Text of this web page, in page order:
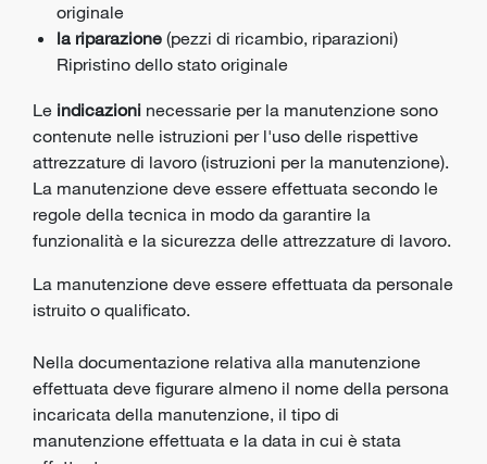
originale
la riparazione (pezzi di ricambio, riparazioni)
Ripristino dello stato originale
Le indicazioni necessarie per la manutenzione sono
contenute nelle istruzioni per l'uso delle rispettive
attrezzature di lavoro (istruzioni per la manutenzione).
La manutenzione deve essere effettuata secondo le
regole della tecnica in modo da garantire la
funzionalità e la sicurezza delle attrezzature di lavoro.
La manutenzione deve essere effettuata da personale
istruito o qualificato.
Nella documentazione relativa alla manutenzione
effettuata deve figurare almeno il nome della persona
incaricata della manutenzione, il tipo di
manutenzione effettuata e la data in cui è stata